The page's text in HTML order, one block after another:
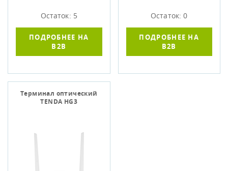
Остаток: 5
ПОДРОБНЕЕ НА
B2B
Остаток: 0
ПОДРОБНЕЕ НА
B2B
Терминал оптический
TENDA HG3